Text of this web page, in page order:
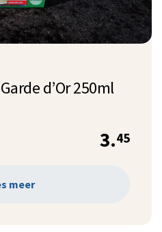
d’Or 250ml
3.45
meer